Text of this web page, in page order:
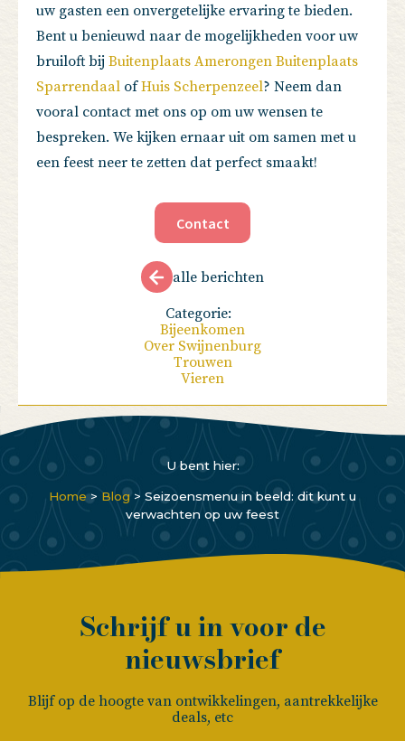
uw gasten een onvergetelijke ervaring te bieden.
Bent u benieuwd naar de mogelijkheden voor uw
bruiloft bij Buitenplaats Amerongen Buitenplaats
Sparrendaal ofHuis Scherpenzeel? Neem dan
vooral contact met ons op om uw wensen te
bespreken. We kijken ernaar uit om samen met u
een feest neer te zetten dat perfect smaakt!
Contact
alle berichten
Categorie:
Bijeenkomen
Over Swijnenburg
Trouwen
Vieren
U bent hier:
Home > Blog > Seizoensmenu in beeld: dit kunt u
verwachten op uw feest
Schrijf u in voor de
nieuwsbrief
Blijf op de hoogte van ontwikkelingen, aantrekkelijke
deals, etc